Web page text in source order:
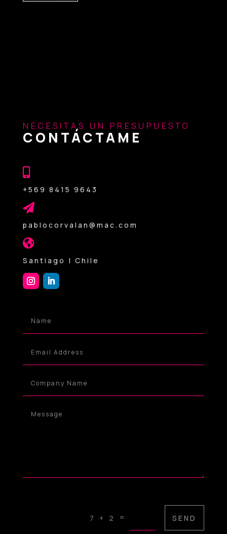
NECESITAS UN PRESUPUESTO
CONTÁCTAME

+569 8415 9643

pablocorvalan@mac.com

Santiago | Chile
7 + 2 = SEND